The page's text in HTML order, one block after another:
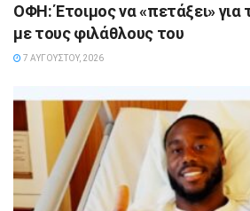
ΟΦΗ: Έτοιμος να «πετάξει» για
με τους φιλάθλους του
7 ΑΥΓΟΎΣΤΟΥ, 2026